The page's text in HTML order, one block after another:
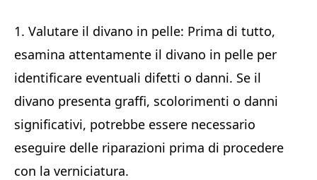
1. Valutare il divano in pelle: Prima di tutto,
esamina attentamente il divano in pelle per
identificare eventuali difetti o danni. Se il
divano presenta graffi, scolorimenti o danni
significativi, potrebbe essere necessario
eseguire delle riparazioni prima di procedere
con la verniciatura.